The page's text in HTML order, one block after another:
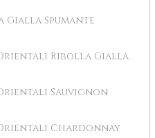
Spumante
Ribolla Gialla
Sauvignon
Chardonnay